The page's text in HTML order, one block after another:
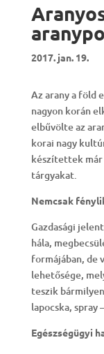
2017. jan. 19.
Az arany a föld
nagyon korán
elbűvölte az
korai nagy
készítettek
tárgyakat.
Nemcsak
Gazdasági
hála,
formájában, de
lehetősége,
teszik
lapocska, spray
Egészségügyi